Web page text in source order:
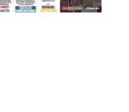
ΤΟΥΜΠΑ, #031#